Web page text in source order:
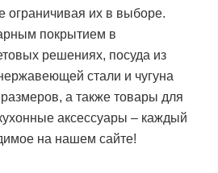
ограничивая их в выборе.
покрытием в
решениях, посуда из
стали и чугуна
а также товары для
аксессуары – каждый
на нашем сайте!